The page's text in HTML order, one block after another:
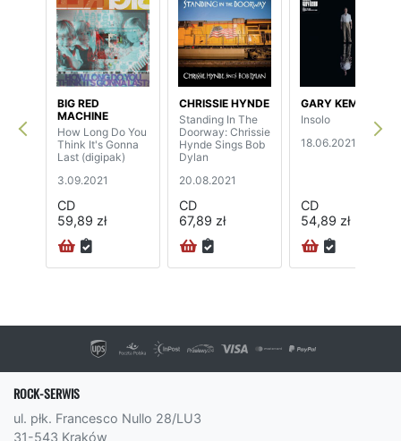
BIG RED
MACHINE
How Long Do You
Think It's Gonna
Last (digipak)
3.09.2021
CD
59,89 zł
CHRISSIE HYNDE
Standing In The
Doorway: Chrissie
Hynde Sings Bob
Dylan
20.08.2021
CD
67,89 zł
GARY KEMP
Insolo
18.06.2021
CD
54,89 zł
ROCK-SERWIS
ul. płk. Francesco Nullo 28/LU3
31-543 Kraków